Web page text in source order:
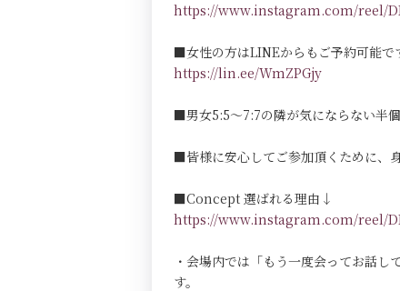
https://www.instagram.com/reel/
■女性の方はLINEからもご予約可能で
https://lin.ee/WmZPGjy
■男女5:5～7:7の隣が気にならない半
■皆様に安心してご参加頂くために、
■Concept 選ばれる理由↓
https://www.instagram.com/reel/
・会場内では「もう一度会ってお話
す。